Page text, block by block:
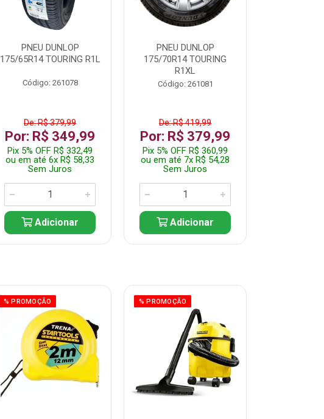
PNEU DUNLOP
175/65R14 TOURING R1L
Código: 261078
De: R$ 379,99
Por: R$ 349,99
Pix 5% OFF R$ 332,49
ou em até 6x R$ 58,33
Sem Juros
Adicionar
PNEU DUNLOP
175/70R14 TOURING
R1XL
Código: 261081
De: R$ 419,99
Por: R$ 379,99
Pix 5% OFF R$ 360,99
ou em até 7x R$ 54,28
Sem Juros
Adicionar
% PROMOÇÃO % PROMOÇÃO